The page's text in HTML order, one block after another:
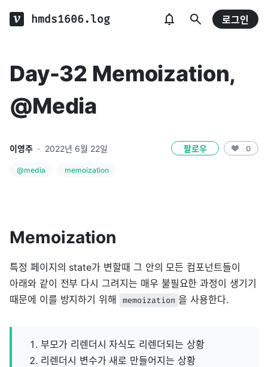
hmds1606.log 로그인
Day-32 Memoization,
@Media
이영주 · 2022년 6월 22일 팔로우 0
@media memoization
Memoization
특정 페이지의 state가 변할때 그 안의 모든 컴포넌트들이
아래와 같이 전부 다시 그려지는 매우 불필요한 과정이 생기기
때문에 이를 방지하기 위해
memoization 을 사용한다.
부모가 리렌더시 자식도 리렌더되는 상황
리렌더시 변수가 새로 만들어지는 상황